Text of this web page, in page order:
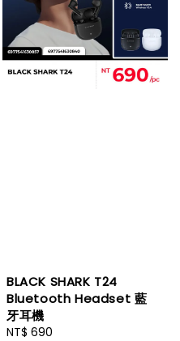
BLACK SHARK T24
Bluetooth Headset 藍
牙耳機
Regular
NT$ 690